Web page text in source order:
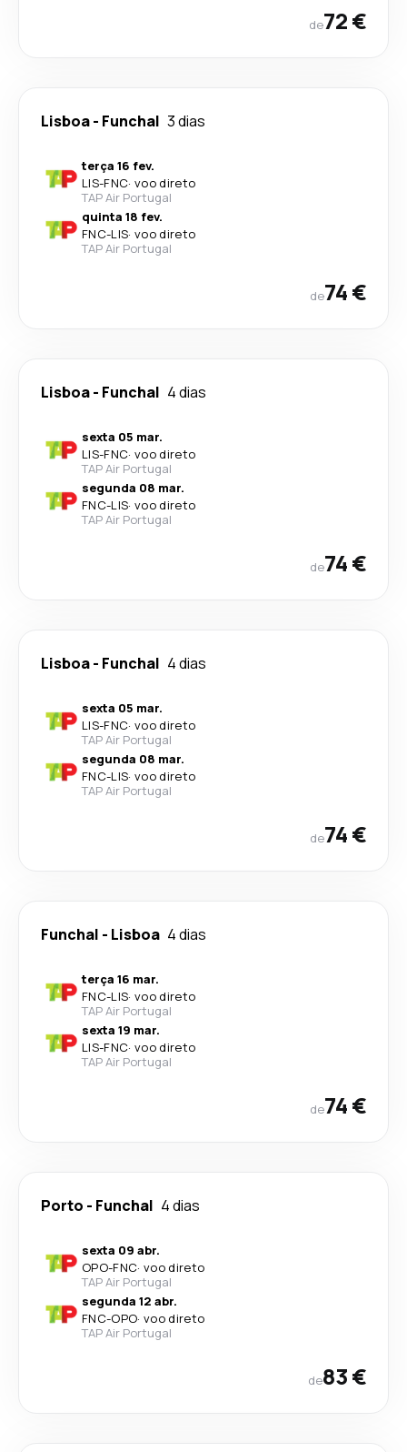
de72 €
Lisboa- Funchal 3 dias
terça 16 fev.
LIS-FNC· voo direto
TAP Air Portugal
quinta 18 fev.
FNC-LIS· voo direto
TAP Air Portugal
de74 €
Lisboa- Funchal 4 dias
sexta 05 mar.
LIS-FNC· voo direto
TAP Air Portugal
segunda 08 mar.
FNC-LIS· voo direto
TAP Air Portugal
de74 €
Lisboa- Funchal 4 dias
sexta 05 mar.
LIS-FNC· voo direto
TAP Air Portugal
segunda 08 mar.
FNC-LIS· voo direto
TAP Air Portugal
de74 €
Funchal - Lisboa 4 dias
terça 16 mar.
FNC-LIS· voo direto
TAP Air Portugal
sexta 19 mar.
LIS-FNC· voo direto
TAP Air Portugal
de74 €
Porto - Funchal 4 dias
sexta 09 abr.
OPO-FNC· voo direto
TAP Air Portugal
segunda 12 abr.
FNC-OPO· voo direto
TAP Air Portugal
de83 €